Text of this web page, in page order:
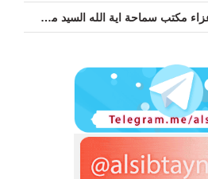
تقرير مصوّر - موكب عزاء مکتب سماحة اية الله السيد مرتضى الموسوي الاصفهاني في يوم إستشهاد السيدة فاطم...